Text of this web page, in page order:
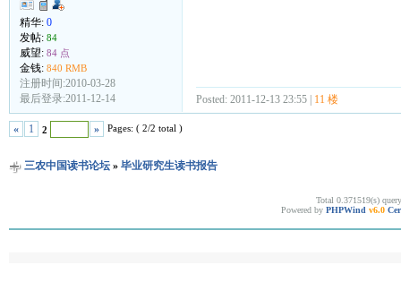
精华: 0
发帖: 84
威望: 84 点
金钱: 840 RMB
注册时间:2010-03-28
最后登录:2011-12-14
Posted: 2011-12-13 23:55 | 11 楼
« 1 2 » Pages: ( 2/2 total )
三农中国读书论坛» 毕业研究生读书报告
Total 0.371519(s)
Powered by PHPWind v6.0